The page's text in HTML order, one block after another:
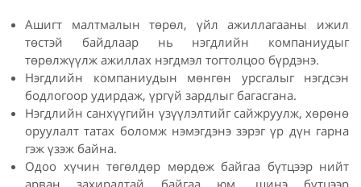
Ашигт малтмалын төрөл, үйл ажиллагааны ижил
төстэй байдлаар нь нэгдлийн компаниудыг
төрөлжүүлж ажиллах нэгдмэл тогтолцоо бүрдэнэ.
Нэгдлийн компаниудын мөнгөн урсгалыг нэгдсэн
бодлогоор удирдаж, үргүй зардлыг багасгана.
Нэгдлийн санхүүгийн үзүүлэлтийг сайжруулж, хөрөнө
оруулалт татах боломж нэмэгдэнэ зэрэг үр дүн гарна
гэж үзэж байна.
Одоо хүчин төгөлдөр мөрдөж байгаа бүтцээр нийт